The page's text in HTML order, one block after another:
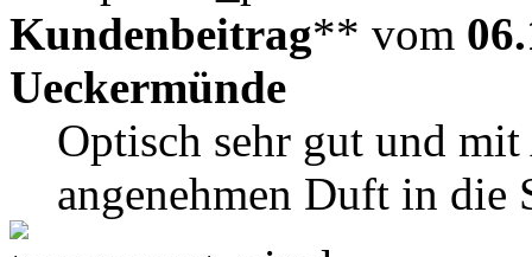
Kundenbeitrag** vom
Ueckermünde
Optisch sehr gut und
angenehmen Duft in die